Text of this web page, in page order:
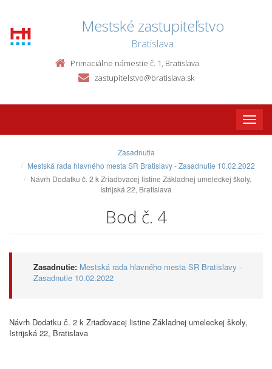
Mestské zastupiteľstvo
Bratislava
Primaciálne námestie č. 1, Bratislava
zastupitelstvo@bratislava.sk
Toggle
Zasadnutia
Mestská rada hlavného mesta SR Bratislavy - Zasadnutie 10.02.2022
Návrh Dodatku č. 2 k Zriaďovacej listine Základnej umeleckej školy,
Istrijská 22, Bratislava
Bod č. 4
Zasadnutie: Mestská rada hlavného mesta SR Bratislavy -
Zasadnutie 10.02.2022
Návrh Dodatku č. 2 k Zriaďovacej listine Základnej umeleckej školy,
Istrijská 22, Bratislava